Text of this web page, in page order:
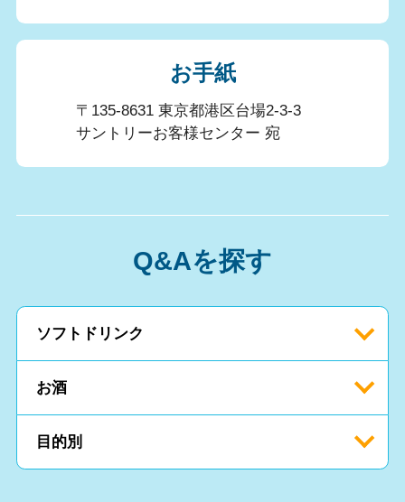
お手紙
〒135-8631 東京都港区台場2-3-3
サントリーお客様センター 宛
Q&Aを探す
ソフトドリンク
お酒
目的別